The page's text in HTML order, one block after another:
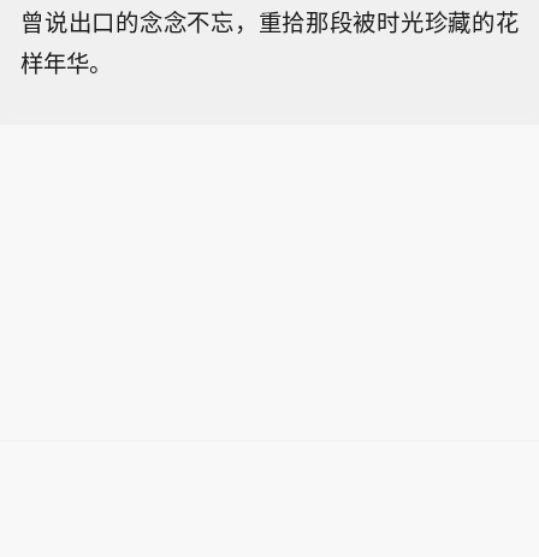
曾说出口的念念不忘，重拾那段被时光珍藏的花
样年华。